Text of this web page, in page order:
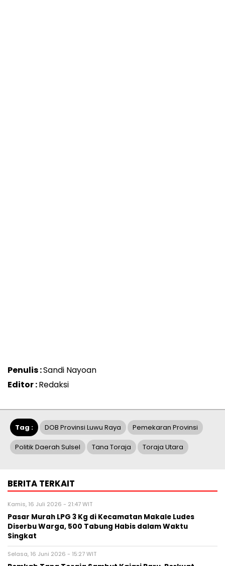
Penulis :Sandi Nayoan
Editor :Redaksi
Tag : DOB Provinsi Luwu Raya Pemekaran Provinsi
Politik Daerah Sulsel Tana Toraja Toraja Utara
BERITA TERKAIT
Kamis, 16 Juli 2026 - 21:47 WIT
Pasar Murah LPG 3 Kg di Kecamatan Makale Ludes
Diserbu Warga, 500 Tabung Habis dalam Waktu
Singkat
Selasa, 16 Juni 2026 - 15:27 WIT